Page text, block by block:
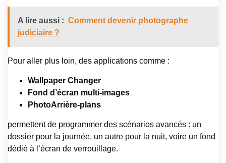
A lire aussi : Comment devenir photographe
judiciaire ?
Pour aller plus loin, des applications comme :
Wallpaper Changer
Fond d’écran multi-images
PhotoArrière-plans
permettent de programmer des scénarios avancés : un
dossier pour la journée, un autre pour la nuit, voire un fond
dédié à l’écran de verrouillage.